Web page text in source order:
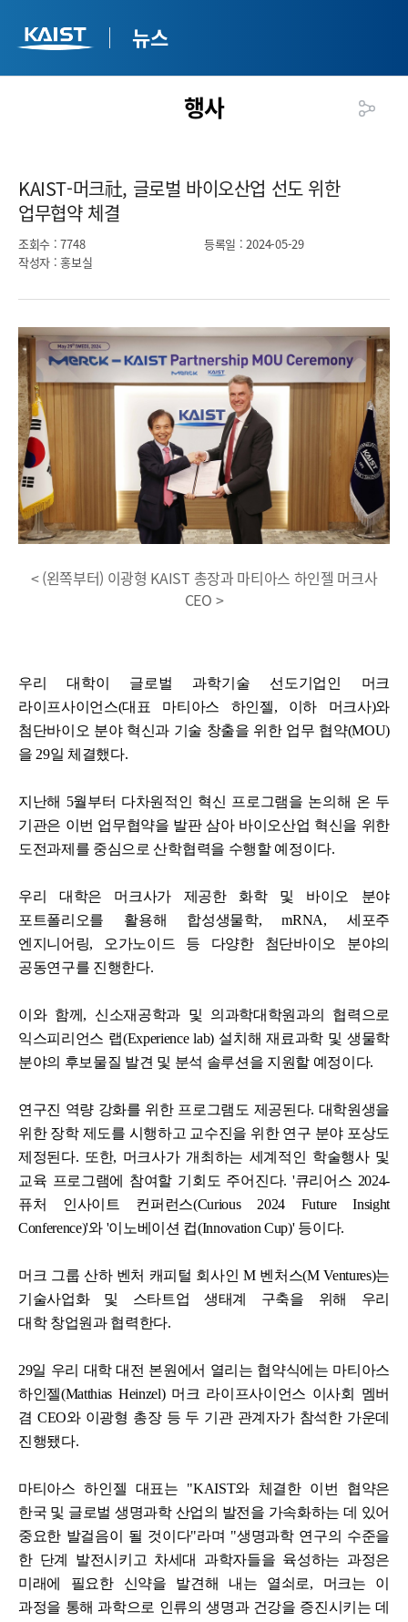
뉴스
행사
KAIST-머크社, 글로벌 바이오산업 선도 위한
업무협약 체결​
조회수 : 7748 등록일 : 2024-05-29
작성자 : 홍보실
< (왼쪽부터) 이광형 KAIST 총장과 마티아스 하인젤 머크사
CEO >
우리 대학이 글로벌 과학기술 선도기업인 머크
라이프사이언스(대표 마티아스 하인젤, 이하 머크사)와
첨단바이오 분야 혁신과 기술 창출을 위한 업무 협약(MOU)
을 29일 체결했다.
지난해 5월부터 다차원적인 혁신 프로그램을 논의해 온 두
기관은 이번 업무협약을 발판 삼아 바이오산업 혁신을 위한
도전과제를 중심으로 산학협력을 수행할 예정이다.
우리 대학은 머크사가 제공한 화학 및 바이오 분야
포트폴리오를 활용해 합성생물학, mRNA, 세포주
엔지니어링, 오가노이드 등 다양한 첨단바이오 분야의
공동연구를 진행한다.
이와 함께, 신소재공학과 및 의과학대학원과의 협력으로
익스피리언스 랩(Experience lab) 설치해 재료과학 및 생물학
분야의 후보물질 발견 및 분석 솔루션을 지원할 예정이다.
연구진 역량 강화를 위한 프로그램도 제공된다. 대학원생을
위한 장학 제도를 시행하고 교수진을 위한 연구 분야 포상도
제정된다. 또한, 머크사가 개최하는 세계적인 학술행사 및
교육 프로그램에 참여할 기회도 주어진다. '큐리어스 2024-
퓨처 인사이트 컨퍼런스(Curious 2024 Future Insight
Conference)'와 '이노베이션 컵(Innovation Cup)' 등이다.
머크 그룹 산하 벤처 캐피털 회사인 M 벤처스(M Ventures)는
기술사업화 및 스타트업 생태계 구축을 위해 우리
대학 창업원과 협력한다.
29일 우리 대학 대전 본원에서 열리는 협약식에는 마티아스
하인젤(Matthias Heinzel) 머크 라이프사이언스 이사회 멤버
겸 CEO와 이광형 총장 등 두 기관 관계자가 참석한 가운데
진행됐다.
마티아스 하인젤 대표는 "KAIST와 체결한 이번 협약은
한국 및 글로벌 생명과학 산업의 발전을 가속화하는 데 있어
중요한 발걸음이 될 것이다"라며 "생명과학 연구의 수준을
한 단계 발전시키고 차세대 과학자들을 육성하는 과정은
미래에 필요한 신약을 발견해 내는 열쇠로, 머크는 이
과정을 통해 과학으로 인류의 생명과 건강을 증진시키는 데